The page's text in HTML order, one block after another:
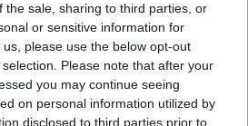
the sale, sharing to third parties, or
or sensitive information for
please use the below opt-out
Please note that after your
you may continue seeing
on personal information utilized by
disclosed to third parties prior to
prije mjesec
PIK SHOP